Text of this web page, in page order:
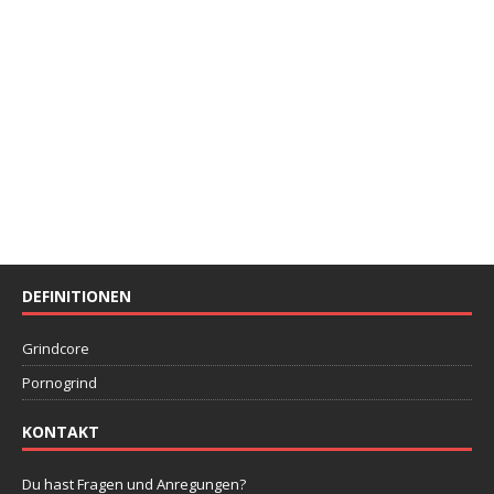
DEFINITIONEN
Grindcore
Pornogrind
KONTAKT
Du hast Fragen und Anregungen?